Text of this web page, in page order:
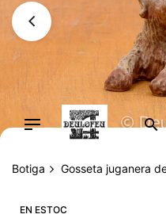
Botiga Gosseta juganera
EN ESTOC